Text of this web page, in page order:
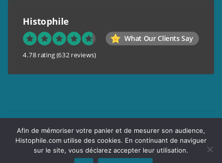
Histophile
What Our Clients Say
4.78 rating (632 reviews)
Conditions générales de vente
Garantie de confidentialité
Afin de mémoriser votre panier et de mesurer son audience,
Histophile.com utilise des cookies. En continuant de naviguer
sur le site, vous déclarez accepter leur utilisation.